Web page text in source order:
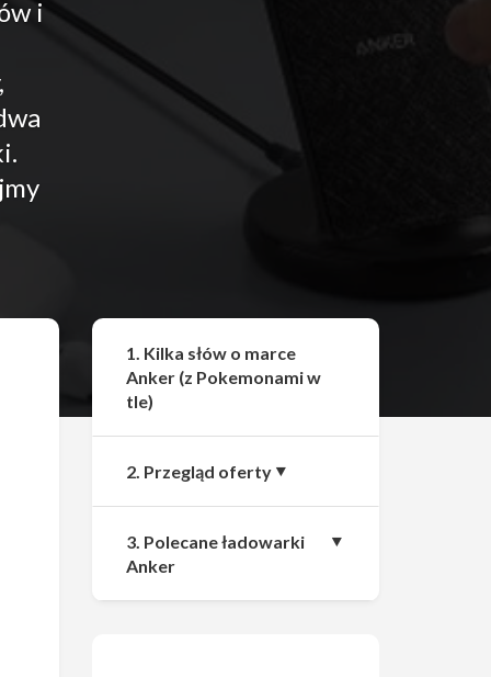
i
1. Kilka słów o marce
Anker (z Pokemonami w
tle)
2. Przegląd oferty
3. Polecane ładowarki
Anker